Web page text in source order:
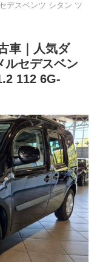
デスベンツ シタン ツ
車｜人気ダ
ルセデスベン
112 6G-